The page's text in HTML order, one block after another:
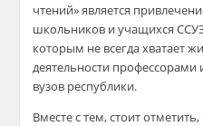
чтений» является
школьников и учащихся
которым не всегда хватает
деятельности
вузов республики.
Вместе с тем, стоит